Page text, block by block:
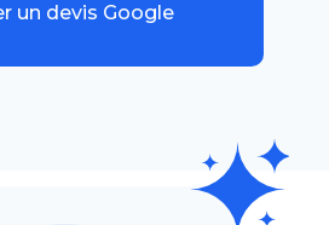
un devis Google